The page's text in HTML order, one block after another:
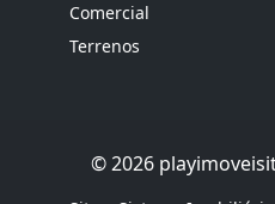
Comercial
Terrenos
© 2026